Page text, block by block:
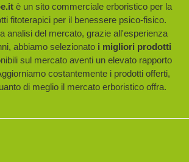
è un sito commerciale erboristico per la
fitoterapici per il benessere psico-fisico.
analisi del mercato, grazie all'esperienza
abbiamo selezionato i migliori prodotti
sul mercato aventi un elevato rapporto
costantemente i prodotti offerti,
di meglio il mercato erboristico offra.